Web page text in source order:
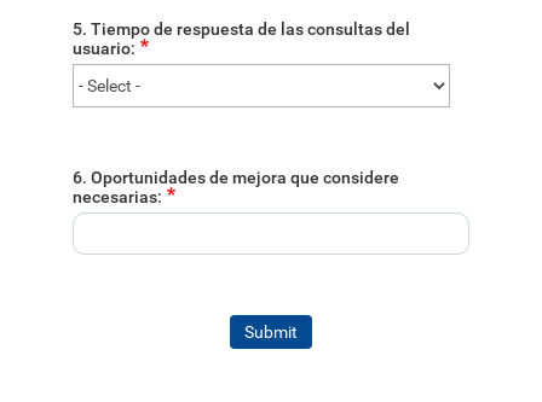
5. Tiempo de respuesta de las consultas del
usuario:
6. Oportunidades de mejora que considere
necesarias:
Submit